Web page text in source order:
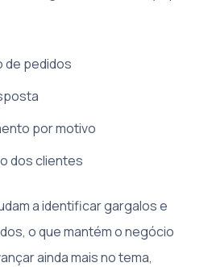
de pedidos
por motivo
dos clientes
a identificar gargalos e
o que mantém o negócio
ainda mais no tema,